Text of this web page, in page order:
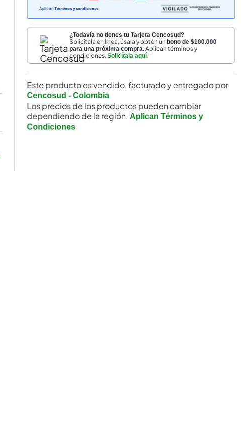
Aplican Términos y condiciones
¿Todavía no tienes tu Tarjeta Cencosud?
Solicítala en línea, úsala y obtén unbono de $100.000
para una próxima compra. Aplican términos y
condiciones.Solicítala aquí.
Este producto es vendido, facturado y entregado por
Cencosud - Colombia
Los precios de los productos pueden cambiar
dependiendo de la región. Aplican Términos y
Condiciones